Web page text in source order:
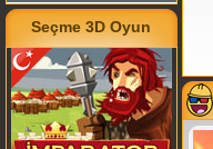
Seçme 3D Oyun